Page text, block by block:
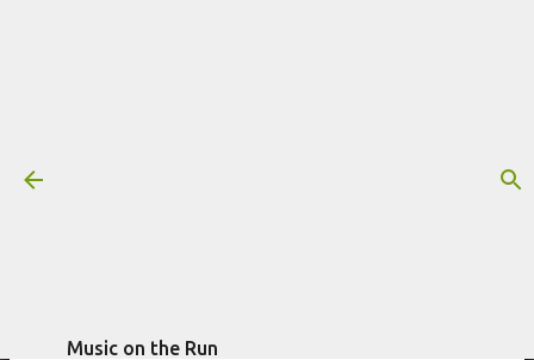
Music on the Run
Trilha sonora: Beauty in Black -